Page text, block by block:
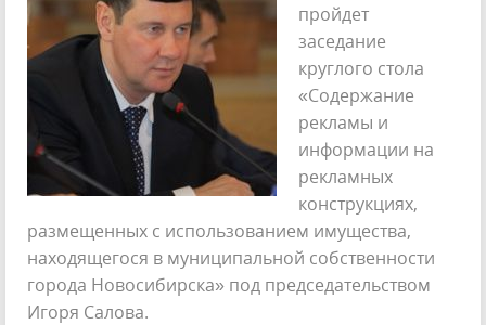
пройдет
заседание
круглого стола
«Содержание
рекламы и
информации на
рекламных
конструкциях,
размещенных с использованием имущества,
находящегося в муниципальной собственности
города Новосибирска» под председательством
Игоря Салова.